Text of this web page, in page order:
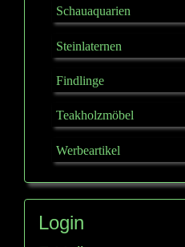
Schauaquarien
Steinlaternen
Findlinge
Teakholzmöbel
Werbeartikel
Login